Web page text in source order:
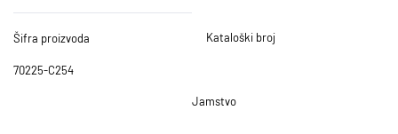
Šifra proizvoda
70225-C254
Kataloški broj
Jamstvo